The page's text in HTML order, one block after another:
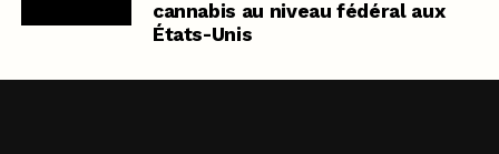
cannabis au niveau fédéral aux
États-Unis